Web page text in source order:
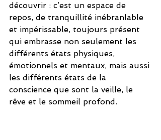
découvrir : c’est un espace de
repos, de tranquillité inébranlable
et impérissable, toujours présent
qui embrasse non seulement les
différents états physiques,
émotionnels et mentaux, mais aussi
les différents états de la
conscience que sont la veille, le
rêve et le sommeil profond.